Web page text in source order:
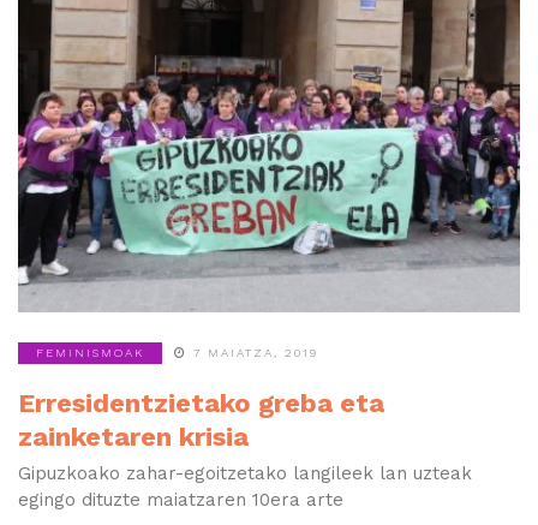
FEMINISMOAK 7 MAIATZA, 2019
Erresidentzietako greba eta
zainketaren krisia
Gipuzkoako zahar-egoitzetako langileek lan uzteak
egingo dituzte maiatzaren 10era arte